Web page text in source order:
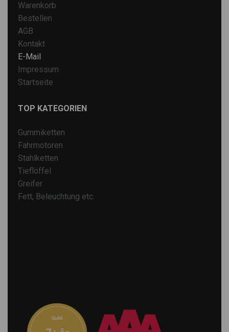
Warenkorb
Bestellen
AGB
Kontakt
E-Mail
Impressum
Startseite
TOP KATEGORIEN
Gummiketten
Fahrmotoren
Stahlketten
Tieflöffel
Greifer
Fett, Beleuchtung etc.